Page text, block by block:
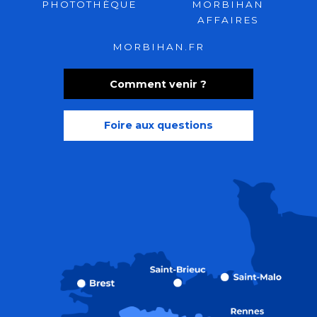
Comment venir ?
Foire aux questions
PHOTOTHÈQUE
MORBIHAN
AFFAIRES
MORBIHAN.FR